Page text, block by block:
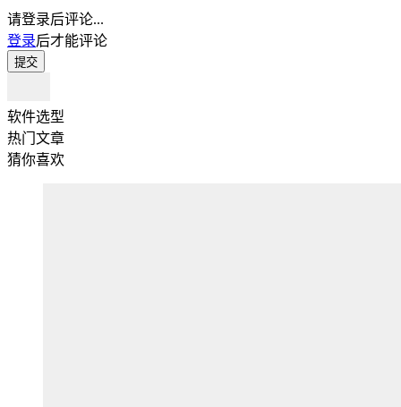
请登录后评论...
登录后才能评论
提交
软件选型
热门文章
猜你喜欢